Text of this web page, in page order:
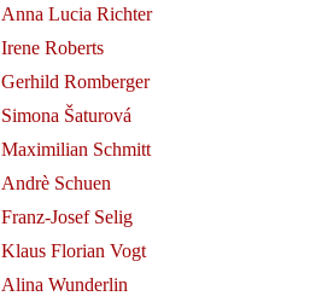
Anna Lucia Richter
Irene Roberts
Gerhild Romberger
Simona Šaturová
Maximilian Schmitt
Andrè Schuen
Franz-Josef Selig
Klaus Florian Vogt
Alina Wunderlin